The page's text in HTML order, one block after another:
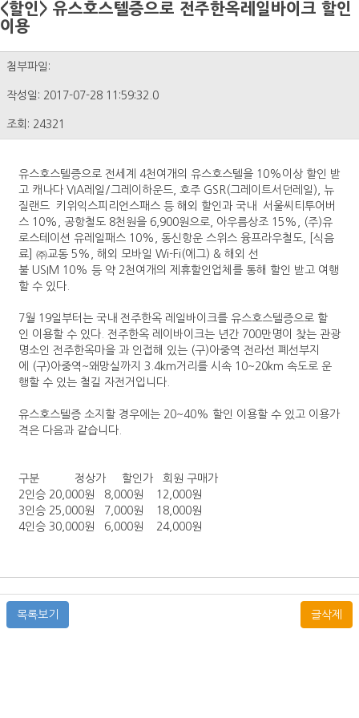
<할인> 유스호스텔증으로 전주한옥레일바이크 할인
이용
첨부파일:
작성일: 2017-07-28 11:59:32.0
조회: 24321
유스호스텔증으로 전세계 4천여개의 유스호스텔을 10%이상 할인 받
고 캐나다 VIA레일/그레이하운드, 호주 GSR(그레이트서던레일), 뉴
질랜드 키위익스피리언스패스 등 해외 할인과 국내 서울씨티투어버
스 10%, 공항철도 8천원을 6,900원으로, 아우름상조 15%, (주)유
로스테이션 유레일패스 10%, 동신항운 스위스 융프라우철도, [식음
료] ㈜교동 5%, 해외 모바일 Wi-Fi(에그) & 해외 선
불 USIM 10% 등 약 2천여개의 제휴할인업체를 통해 할인 받고 여행
할 수 있다.
7월 19일부터는 국내 전주한옥 레일바이크를 유스호스텔증으로 할
인 이용할 수 있다. 전주한옥 레이바이크는 년간 700만명이 찾는 관광
명소인 전주한옥마을 과 인접해 있는 (구)아중역 전라선 폐선부지
에 (구)아중역~왜망실까지 3.4km거리를 시속 10~20km 속도로 운
행할 수 있는 철길 자전거입니다.
유스호스텔증 소지할 경우에는 20~40% 할인 이용할 수 있고 이용가
격은 다음과 같습니다.
구분 정상가 할인가 회원 구매가
2인승 20,000원 8,000원 12,000원
3인승 25,000원 7,000원 18,000원
4인승 30,000원 6,000원 24,000원
목록보기 글삭제